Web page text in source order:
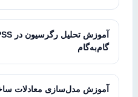
گام‌به‌گام